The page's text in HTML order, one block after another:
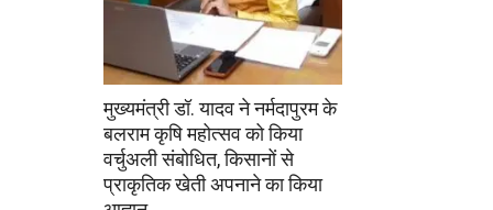
मुख्यमंत्री डॉ. यादव ने नर्मदापुरम के
बलराम कृषि महोत्सव को किया
वर्चुअली संबोधित, किसानों से
प्राकृतिक खेती अपनाने का किया